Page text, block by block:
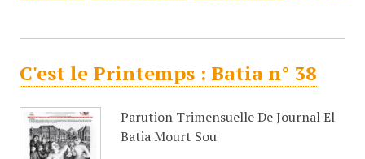
C'est le Printemps : Batia n° 38
Parution Trimensuelle De Journal El
Batia Mourt Sou